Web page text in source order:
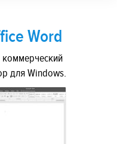
Word
коммерческий
для Windows.